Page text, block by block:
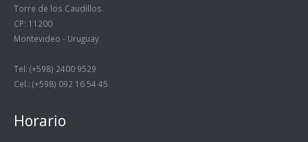
Torre de los Caudillos.
CP: 11200
Montevideo - Uruguay
Tel: (+598) 2400 9529
Cel.: (+598) 092 16 54 45
Horario